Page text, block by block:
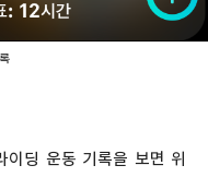
이딩 운동 기록을 보면 위